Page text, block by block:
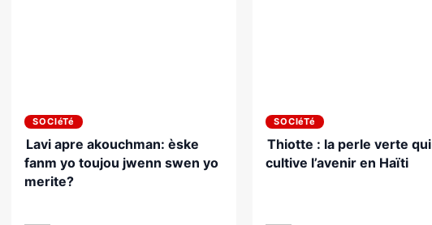
SOCIéTé
Lavi apre akouchman: èske
fanm yo toujou jwenn swen yo
merite?
SOCIéTé
Thiotte : la perle verte qui
cultive l’avenir en Haïti